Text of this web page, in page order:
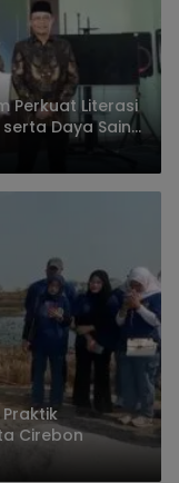
Perkuat Literasi
Daya Saing
Cirebon